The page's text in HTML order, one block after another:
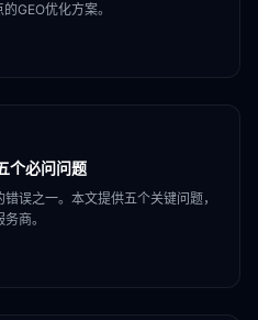
GEO优化方案。
个必问问题
误之一。本文提供五个关键问题，
商。